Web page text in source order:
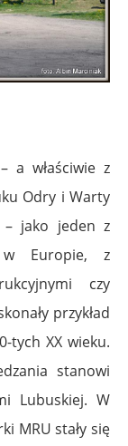
a właściwie z
Odry i Warty
– jako jeden z
w Europie, z
czy
przykład
tych XX wieku.
stanowi
Lubuskiej. W
MRU stały się